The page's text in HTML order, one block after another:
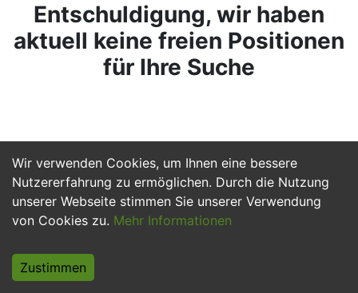
Wir verwenden Cookies, um Ihnen eine bessere
Nutzererfahrung zu ermöglichen. Durch die Nutzung
unserer Webseite stimmen Sie unserer Verwendung
von Cookies zu. Mehr Informationen
Zustimmen
Entschuldigung, wir haben
aktuell keine freien Positionen
für Ihre Suche